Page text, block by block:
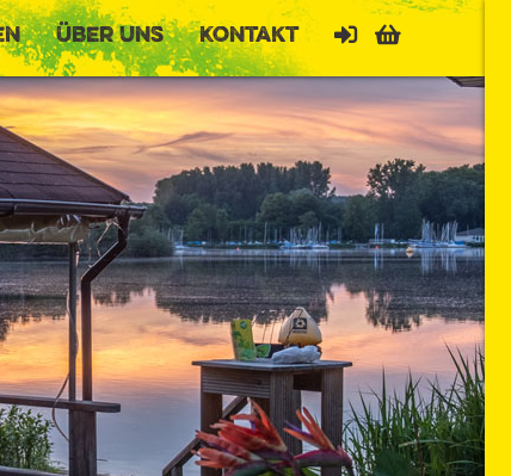
Über uns Kontakt Mein Konto
Warenkorb